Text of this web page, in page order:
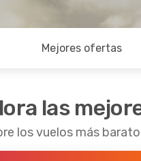
Mejores ofertas
las
los vuelos más